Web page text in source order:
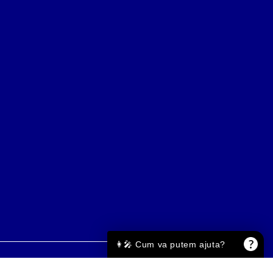
Онлайн магазин от SELITON
👩‍🎤 Cum va putem ajuta?